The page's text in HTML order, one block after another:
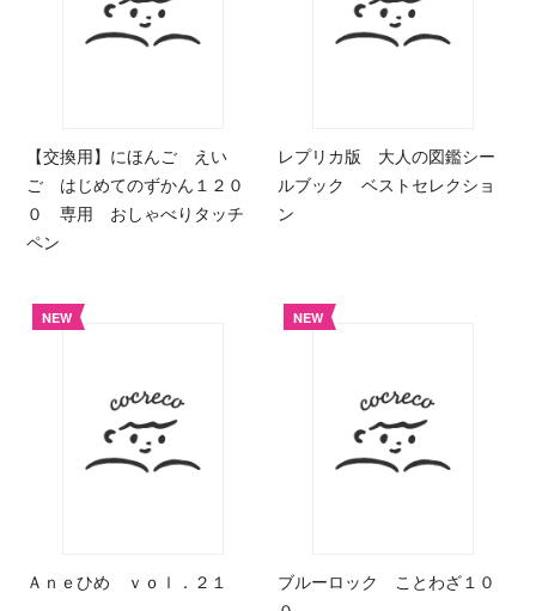
【交換用】にほんご えい
ご はじめてのずかん１２０
０ 専用 おしゃべりタッチ
ペン
レプリカ版 大人の図鑑シー
ルブック ベストセレクショ
ン
NEW
Ａｎｅひめ ｖｏｌ．２１
NEW
ブルーロック ことわざ１０